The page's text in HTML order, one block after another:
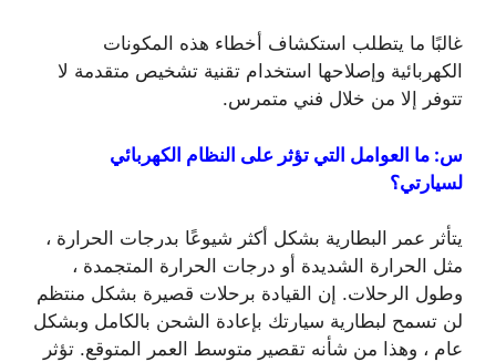
غالبًا ما يتطلب استكشاف أخطاء هذه المكونات
الكهربائية وإصلاحها استخدام تقنية تشخيص متقدمة لا
تتوفر إلا من خلال فني متمرس.
س: ما العوامل التي تؤثر على النظام الكهربائي
لسيارتي؟
يتأثر عمر البطارية بشكل أكثر شيوعًا بدرجات الحرارة ،
مثل الحرارة الشديدة أو درجات الحرارة المتجمدة ،
وطول الرحلات. إن القيادة برحلات قصيرة بشكل منتظم
لن تسمح لبطارية سيارتك بإعادة الشحن بالكامل وبشكل
عام ، وهذا من شأنه تقصير متوسط ​​العمر المتوقع. تؤثر